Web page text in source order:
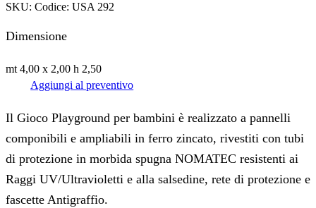
SKU: Codice: USA 292
Dimensione
mt 4,00 x 2,00 h 2,50
Aggiungi al preventivo
Il Gioco Playground per bambini è realizzato a pannelli
componibili e ampliabili in ferro zincato, rivestiti con tubi
di protezione in morbida spugna NOMATEC resistenti ai
Raggi UV/Ultravioletti e alla salsedine, rete di protezione e
fascette Antigraffio.